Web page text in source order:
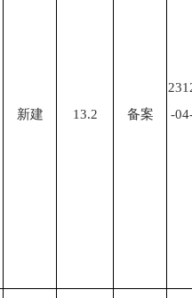
新建 13.2 备案
-